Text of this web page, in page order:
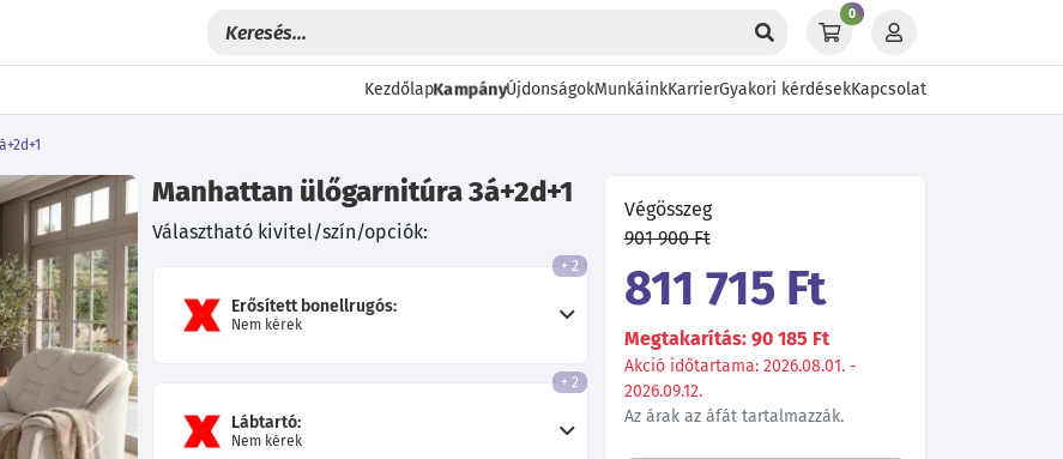
0
KezdőlapKampányÚjdonságokMunkáinkKarrierGyakori kérdésekKapcsolat
Következő
Manhattan ülőgarnitúra 3á+2d+1
Választható kivitel/szín/opciók:
Erősített bonellrugós:
Nem kérek
+ 2
Lábtartó:
Nem kérek
+ 2
Végösszeg
901 900 Ft
811 715 Ft
Megtakarítás: 90 185 Ft
Akció időtartama: 2026.08.01. -
2026.09.12.
Az árak az áfát tartalmazzák.